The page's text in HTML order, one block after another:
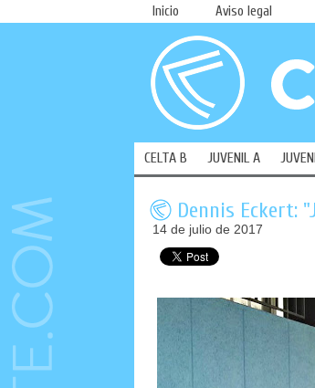
Inicio Aviso legal
CELTA B JUVENIL A
Dennis Eckert:
14 de julio de 2017